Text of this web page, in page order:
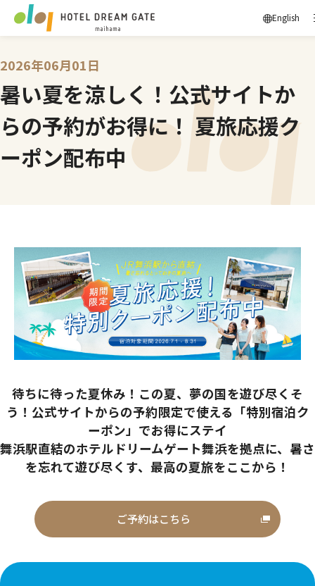
English
2026年06月01日
暑い夏を涼しく！公式サイトか
らの予約がお得に！ 夏旅応援ク
ーポン配布中
待ちに待った夏休み！この夏、夢の国を遊び尽くそ
う！公式サイトからの予約限定で使える「特別宿泊ク
ーポン」でお得にステイ
舞浜駅直結のホテルドリームゲート舞浜を拠点に、暑さ
を忘れて遊び尽くす、最高の夏旅をここから！
ご予約はこちら